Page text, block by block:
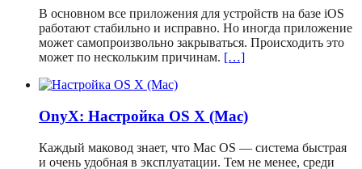
В основном все приложения для устройств на базе iOS
работают стабильно и исправно. Но иногда приложение
может самопроизвольно закрываться. Происходить это
может по нескольким причинам. […]
OnyX: Настройка OS X (Mac)
Каждый маковод знает, что Mac OS — система быстрая
и очень удобная в эксплуатации. Тем не менее, среди